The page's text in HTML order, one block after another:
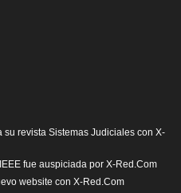
revista Sistemas Judiciales con X-
fue auspiciada por X-Red.Com
website con X-Red.Com